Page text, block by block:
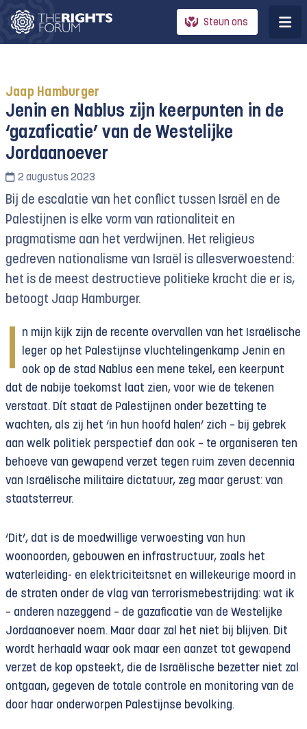
Steun ons
Jaap Hamburger
Jenin en Nablus zijn keerpunten in de
‘gazaficatie’ van de Westelijke
Jordaanoever
2 augustus 2023
Bij de escalatie van het conflict tussen Israël en de
Palestijnen is elke vorm van rationaliteit en
pragmatisme aan het verdwijnen. Het religieus
gedreven nationalisme van Israël is allesverwoestend:
het is de meest destructieve politieke kracht die er is,
betoogt Jaap Hamburger.
I
n mijn kijk zijn de recente overvallen van het Israëlische
leger op het Palestijnse vluchtelingenkamp Jenin en
ook op de stad Nablus een mene tekel, een keerpunt
dat de nabije toekomst laat zien, voor wie de tekenen
verstaat. Dít staat de Palestijnen onder bezetting te
wachten, als zij het ‘in hun hoofd halen’ zich – bij gebrek
aan welk politiek perspectief dan ook – te organiseren ten
behoeve van gewapend verzet tegen ruim zeven decennia
van Israëlische militaire dictatuur, zeg maar gerust: van
staatsterreur.
‘Dit’, dat is de moedwillige verwoesting van hun
woonoorden, gebouwen en infrastructuur, zoals het
waterleiding- en elektriciteitsnet en willekeurige moord in
de straten onder de vlag van terrorismebestrijding: wat ik
– anderen nazeggend – de gazaficatie van de Westelijke
Jordaanoever noem. Maar daar zal het niet bij blijven. Dit
wordt herhaald waar ook maar een aanzet tot gewapend
verzet de kop opsteekt, die de Israëlische bezetter niet zal
ontgaan, gegeven de totale controle en monitoring van de
door haar onderworpen Palestijnse bevolking.